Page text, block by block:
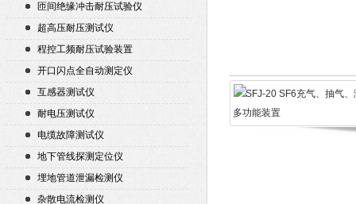
匝间绝缘冲击耐压试验仪
超高压耐压测试仪
程控工频耐压试验装置
开口闪点全自动测定仪
互感器测试仪
耐电压测试仪
电缆故障测试仪
地下管线探测定位仪
埋地管道泄漏检测仪
杂散电流检测仪